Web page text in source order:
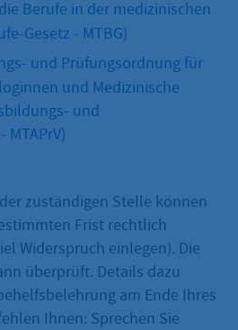
Berufe in der medizinischen
Gesetz - MTBG)
und Prüfungsordnung für
und Medizinische
und
zuständigen Stelle können
Frist rechtlich
Widerspruch einlegen). Die
überprüft. Details dazu
am Ende Ihres
Ihnen: Sprechen Sie